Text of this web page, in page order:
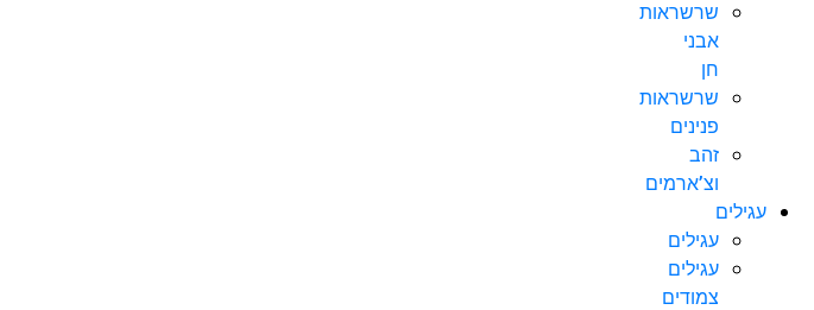
שרשראות
אבני
חן
שרשראות
פנינים
זהב
וצ’ארמים
עגילים
עגילים
עגילים
צמודים